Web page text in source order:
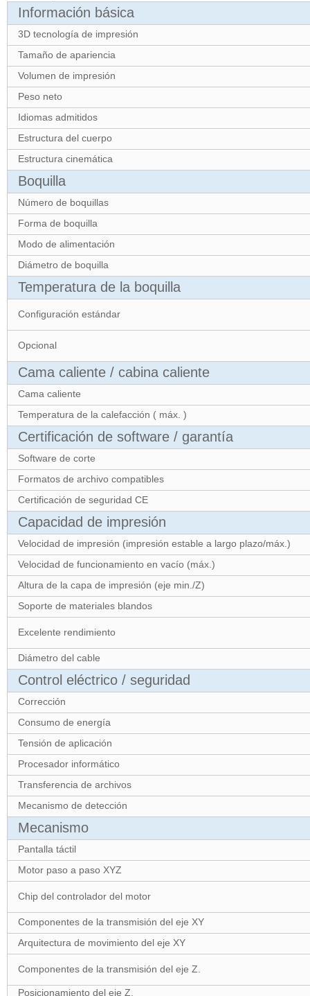
Información básica
3D tecnología de impresión
Tamaño de apariencia
Volumen de impresión
Peso neto
Idiomas admitidos
Estructura del cuerpo
Estructura cinemática
Boquilla
Número de boquillas
Forma de boquilla
Modo de alimentación
Diámetro de boquilla
Temperatura de la boquilla
Configuración estándar
Opcional
Cama caliente / cabina caliente
Cama caliente
Temperatura de la calefacción ( máx. )
Certificación de software / garantía
Software de corte
Formatos de archivo compatibles
Certificación de seguridad CE
Capacidad de impresión
Velocidad de impresión (impresión estable a largo plazo/máx.)
Velocidad de funcionamiento en vacío (máx.)
Altura de la capa de impresión (eje min./Z)
Soporte de materiales blandos
Excelente rendimiento
Diámetro del cable
Control eléctrico / seguridad
Corrección
Consumo de energía
Tensión de aplicación
Procesador informático
Transferencia de archivos
Mecanismo de detección
Mecanismo
Pantalla táctil
Motor paso a paso XYZ
Chip del controlador del motor
Componentes de la transmisión del eje XY
Arquitectura de movimiento del eje XY
Componentes de la transmisión del eje Z.
Posicionamiento del eje Z.